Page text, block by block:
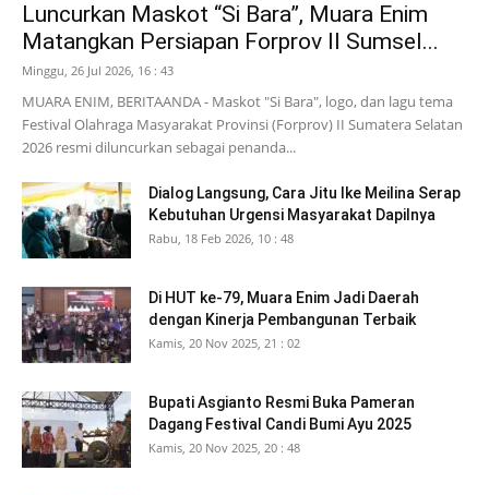
Luncurkan Maskot “Si Bara”, Muara Enim
Matangkan Persiapan Forprov II Sumsel...
Minggu, 26 Jul 2026, 16 : 43
MUARA ENIM, BERITAANDA - Maskot "Si Bara", logo, dan lagu tema
Festival Olahraga Masyarakat Provinsi (Forprov) II Sumatera Selatan
2026 resmi diluncurkan sebagai penanda...
Dialog Langsung, Cara Jitu Ike Meilina Serap
Kebutuhan Urgensi Masyarakat Dapilnya
Rabu, 18 Feb 2026, 10 : 48
Di HUT ke-79, Muara Enim Jadi Daerah
dengan Kinerja Pembangunan Terbaik
Kamis, 20 Nov 2025, 21 : 02
Bupati Asgianto Resmi Buka Pameran
Dagang Festival Candi Bumi Ayu 2025
Kamis, 20 Nov 2025, 20 : 48